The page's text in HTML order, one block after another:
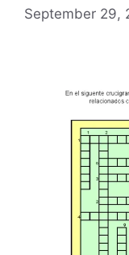
September 29,